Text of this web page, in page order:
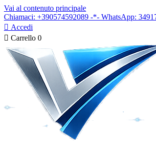
Vai al contenuto principale
Chiamaci: +390574592089 -*- WhatsApp:
 Accedi
 Carrello 0